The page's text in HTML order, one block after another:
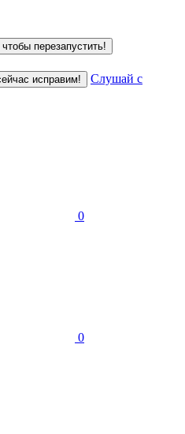
перезапустить!
исправим!
Слушай с
0
0